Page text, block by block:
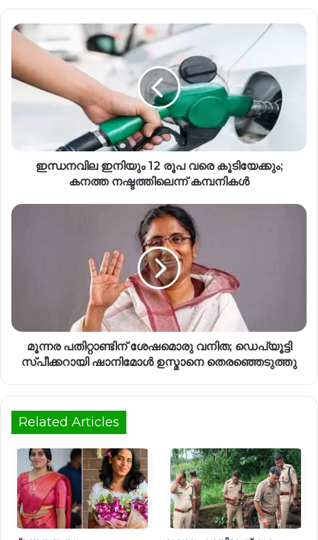
ഇന്ധനവില ഇനിയും 12 രൂപ വരെ കൂടിയേക്കും;
കനത്ത നഷ്ടത്തിലെന്ന് കമ്പനികള്‍
മൂന്നര പതിറ്റാണ്ടിന് ശേഷമൊരു വനിത; ഡെപ്യൂട്ടി
സ്പീക്കറായി ഷാനിമോൾ ഉസ്മാനെ തെരഞ്ഞെടുത്തു
Related Articles